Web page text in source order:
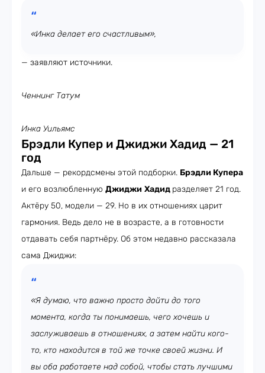
«Инка делает его счастливым»,
— заявляют источники.
Ченнинг Татум
Инка Уильямс
Брэдли Купер и Джиджи Хадид — 21
год
Дальше — рекордсмены этой подборки. Брэдли Купера
и его возлюбленную Джиджи Хадид разделяет 21 год.
Актёру 50, модели — 29. Но в их отношениях царит
гармония. Ведь дело не в возрасте, а в готовности
отдавать себя партнёру. Об этом недавно рассказала
сама Джиджи:
«Я думаю, что важно просто дойти до того
момента, когда ты понимаешь, чего хочешь и
заслуживаешь в отношениях, а затем найти кого-
то, кто находится в той же точке своей жизни. И
вы оба работаете над собой, чтобы стать лучшими